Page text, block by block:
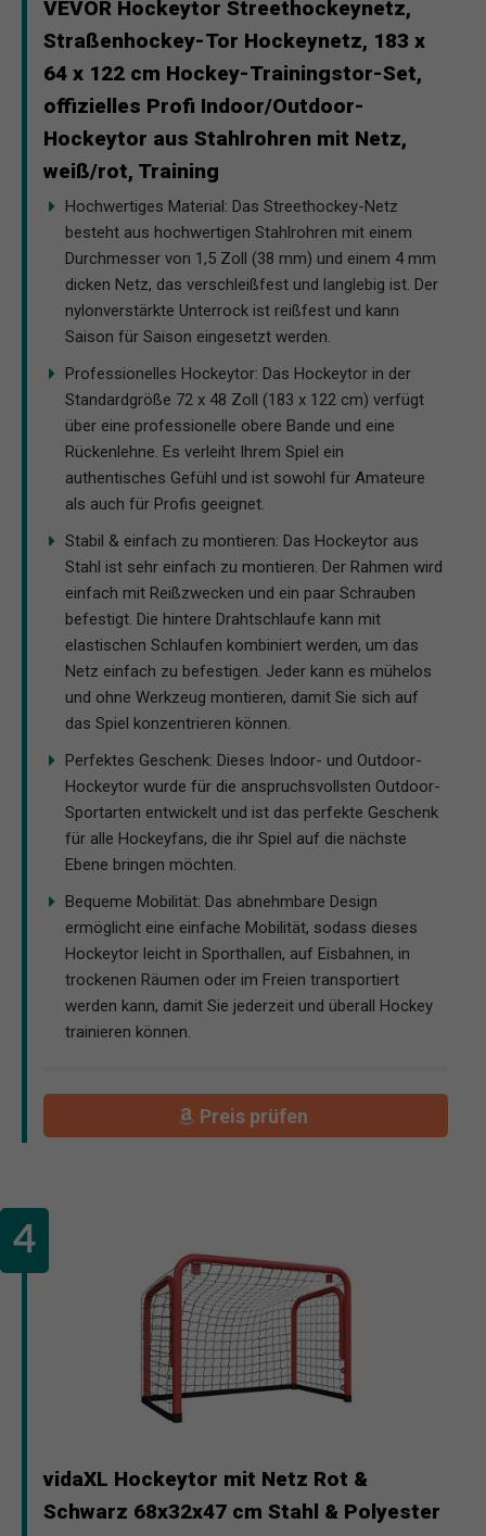
VEVOR Hockeytor Streethockeynetz,
Straßenhockey-Tor Hockeynetz, 183 x
64 x 122 cm Hockey-Trainingstor-Set,
offizielles Profi Indoor/Outdoor-
Hockeytor aus Stahlrohren mit Netz,
weiß/rot, Training
Hochwertiges Material: Das Streethockey-Netz
besteht aus hochwertigen Stahlrohren mit einem
Durchmesser von 1,5 Zoll (38 mm) und einem 4 mm
dicken Netz, das verschleißfest und langlebig ist. Der
nylonverstärkte Unterrock ist reißfest und kann
Saison für Saison eingesetzt werden.
Professionelles Hockeytor: Das Hockeytor in der
Standardgröße 72 x 48 Zoll (183 x 122 cm) verfügt
über eine professionelle obere Bande und eine
Rückenlehne. Es verleiht Ihrem Spiel ein
authentisches Gefühl und ist sowohl für Amateure
als auch für Profis geeignet.
Stabil & einfach zu montieren: Das Hockeytor aus
Stahl ist sehr einfach zu montieren. Der Rahmen wird
einfach mit Reißzwecken und ein paar Schrauben
befestigt. Die hintere Drahtschlaufe kann mit
elastischen Schlaufen kombiniert werden, um das
Netz einfach zu befestigen. Jeder kann es mühelos
und ohne Werkzeug montieren, damit Sie sich auf
das Spiel konzentrieren können.
Perfektes Geschenk: Dieses Indoor- und Outdoor-
Hockeytor wurde für die anspruchsvollsten Outdoor-
Sportarten entwickelt und ist das perfekte Geschenk
für alle Hockeyfans, die ihr Spiel auf die nächste
Ebene bringen möchten.
Bequeme Mobilität: Das abnehmbare Design
ermöglicht eine einfache Mobilität, sodass dieses
Hockeytor leicht in Sporthallen, auf Eisbahnen, in
trockenen Räumen oder im Freien transportiert
werden kann, damit Sie jederzeit und überall Hockey
trainieren können.
Preis prüfen
vidaXL Hockeytor mit Netz Rot &
Schwarz 68x32x47 cm Stahl & Polyester